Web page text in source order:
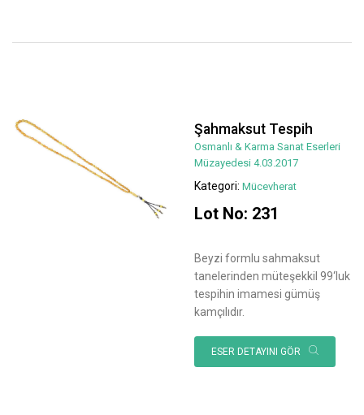
Şahmaksut Tespih
Osmanlı & Karma Sanat Eserleri
Müzayedesi 4.03.2017
Kategori: Mücevherat
Lot No: 231
Beyzi formlu sahmaksut
tanelerinden müteşekkil 99‘luk
tespihin imamesi gümüş
kamçılıdır.
ESER DETAYINI GÖR